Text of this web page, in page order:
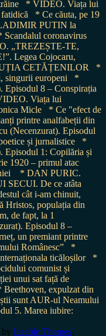
* VIDEO. Viața lui
* Ce căuta, pe 19
PUTIN la
Scandalul coronavirus
„TREZEȘTE-TE,
Legea Cojocaru,
CETĂȚENILOR
*
europeni
*
Episodul 8 – Conspirația
Viața lui
Micle
* Ce "efect de
printre analfabeții din
(Necenzurat). Episodul
și jurnalistice
*
Episodul 1: Copilăria și
1920 – primul atac
* DAN PURIC.
De ce atâta
cât i-am chinuit,
Hristos, populația din
de fapt, la 1
Episodul 8 –
un premiant printre
Românesc”
*
ticăloșilor
*
comunist și
unui sat față de
Beethoven, expulzat din
sunt AUR-ul Neamului
5. Marea iubire:
by Iceable Themes.